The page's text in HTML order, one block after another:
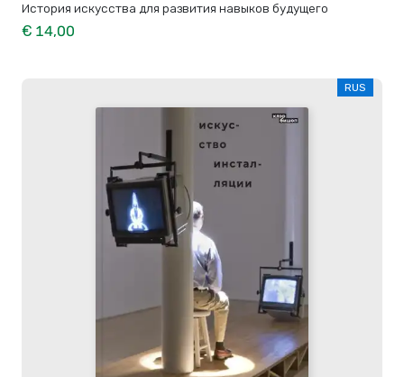
История искусства для развития навыков будущего
€ 14,00
RUS